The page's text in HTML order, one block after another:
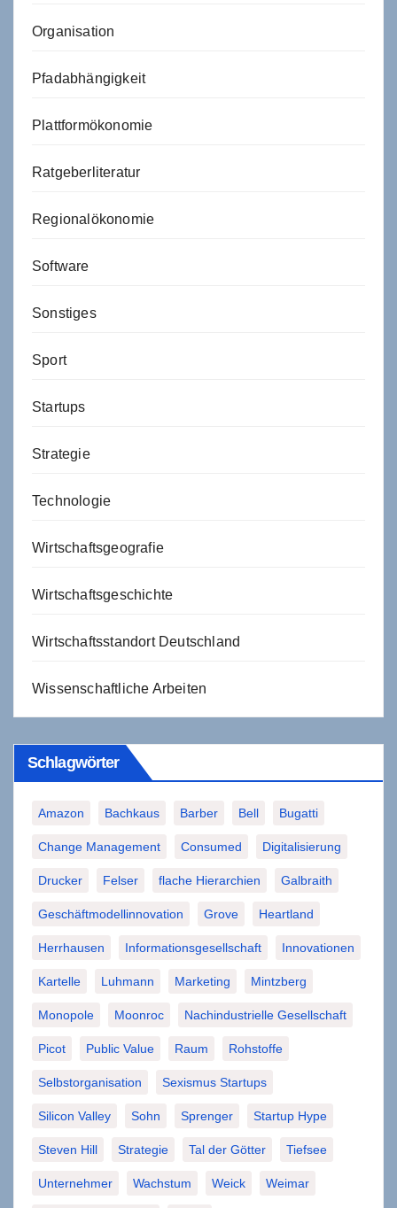
Organisation
Pfadabhängigkeit
Plattformökonomie
Ratgeberliteratur
Regionalökonomie
Software
Sonstiges
Sport
Startups
Strategie
Technologie
Wirtschaftsgeografie
Wirtschaftsgeschichte
Wirtschaftsstandort Deutschland
Wissenschaftliche Arbeiten
Schlagwörter
Amazon Bachkaus Barber Bell Bugatti
Change Management Consumed Digitalisierung
Drucker Felser flache Hierarchien Galbraith
Geschäftmodellinnovation Grove Heartland
Herrhausen Informationsgesellschaft Innovationen
Kartelle Luhmann Marketing Mintzberg
Monopole Moonroc Nachindustrielle Gesellschaft
Picot Public Value Raum Rohstoffe
Selbstorganisation Sexismus Startups
Silicon Valley Sohn Sprenger Startup Hype
Steven Hill Strategie Tal der Götter Tiefsee
Unternehmer Wachstum Weick Weimar